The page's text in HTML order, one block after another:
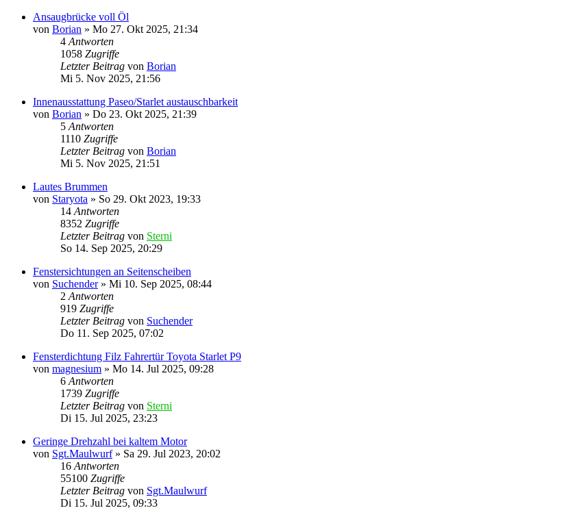
Ansaugbrücke voll Öl
von Borian » Mo 27. Okt 2025, 21:34
4 Antworten
1058 Zugriffe
Letzter Beitrag von Borian
Mi 5. Nov 2025, 21:56
Innenausstattung Paseo/Starlet austauschbarkeit
von Borian » Do 23. Okt 2025, 21:39
5 Antworten
1110 Zugriffe
Letzter Beitrag von Borian
Mi 5. Nov 2025, 21:51
Lautes Brummen
von Staryota » So 29. Okt 2023, 19:33
14 Antworten
8352 Zugriffe
Letzter Beitrag von Sterni
So 14. Sep 2025, 20:29
Fenstersichtungen an Seitenscheiben
von Suchender» Mi 10. Sep 2025, 08:44
2 Antworten
919 Zugriffe
Letzter Beitrag von Suchender
Do 11. Sep 2025, 07:02
Fensterdichtung Filz Fahrertür Toyota Starlet P9
von magnesium » Mo 14. Jul 2025, 09:28
6 Antworten
1739 Zugriffe
Letzter Beitrag von Sterni
Di 15. Jul 2025, 23:23
Geringe Drehzahl bei kaltem Motor
von Sgt.Maulwurf» Sa 29. Jul 2023, 20:02
16 Antworten
55100 Zugriffe
Letzter Beitrag von Sgt.Maulwurf
Di 15. Jul 2025, 09:33